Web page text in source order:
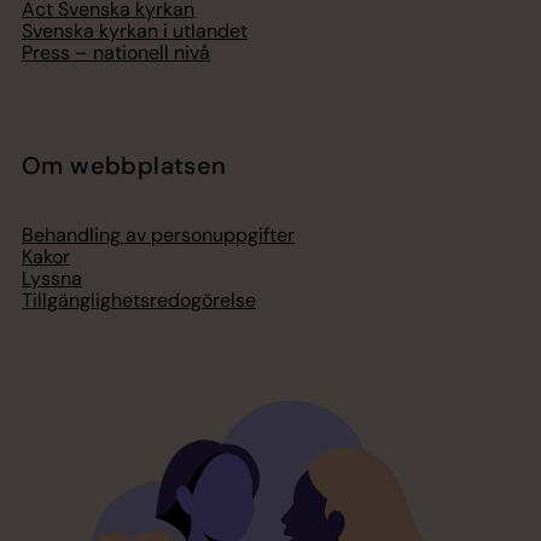
Act Svenska kyrkan
Svenska kyrkan i utlandet
Press – nationell nivå
Om webbplatsen
Behandling av personuppgifter
Kakor
Lyssna
Tillgänglighetsredogörelse